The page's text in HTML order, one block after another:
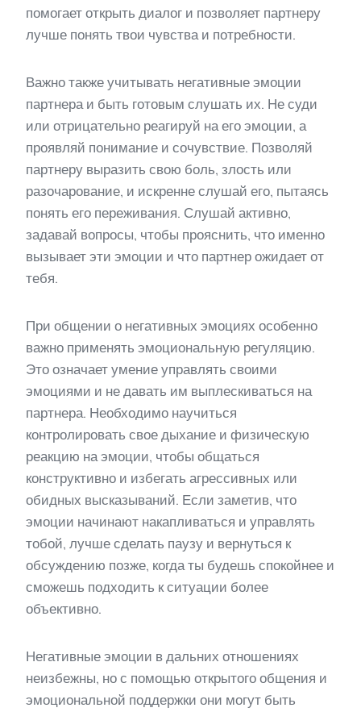
помогает открыть диалог и позволяет партнеру
лучше понять твои чувства и потребности.
Важно также учитывать негативные эмоции
партнера и быть готовым слушать их. Не суди
или отрицательно реагируй на его эмоции, а
проявляй понимание и сочувствие. Позволяй
партнеру выразить свою боль, злость или
разочарование, и искренне слушай его, пытаясь
понять его переживания. Слушай активно,
задавай вопросы, чтобы прояснить, что именно
вызывает эти эмоции и что партнер ожидает от
тебя.
При общении о негативных эмоциях особенно
важно применять эмоциональную регуляцию.
Это означает умение управлять своими
эмоциями и не давать им выплескиваться на
партнера. Необходимо научиться
контролировать свое дыхание и физическую
реакцию на эмоции, чтобы общаться
конструктивно и избегать агрессивных или
обидных высказываний. Если заметив, что
эмоции начинают накапливаться и управлять
тобой, лучше сделать паузу и вернуться к
обсуждению позже, когда ты будешь спокойнее и
сможешь подходить к ситуации более
объективно.
Негативные эмоции в дальних отношениях
неизбежны, но с помощью открытого общения и
эмоциональной поддержки они могут быть